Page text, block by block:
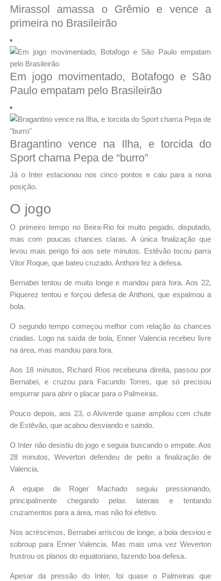
Mirassol amassa o Grêmio e vence a
primeira no Brasileirão
Em jogo movimentado, Botafogo e São
Paulo empatam pelo Brasileirão
Bragantino vence na Ilha, e torcida do
Sport chama Pepa de “burro”
Já o Inter estacionou nos cinco pontos e caiu para a nona
posição.
O jogo
O primeiro tempo no Beira-Rio foi muito pegado, disputado,
mas com poucas chances claras. A única finalização que
levou mais perigo foi aos sete minutos. Estêvão tocou parra
Vitor Roque, que bateu cruzado. Anthoni fez a defesa.
Bernabei tentou de muito longe e mandou para fora. Aos 22,
Piquerez tentou e forçou defesa de Anthoni, que espalmou a
bola.
O segundo tempo começou melhor com relação às chances
criadas. Logo na saída de bola, Enner Valencia recebeu livre
na área, mas mandou para fora.
Aos 18 minutos, Richard Ríos recebeuna direita, passou por
Bernabei, e cruzou para Facundo Torres, que só precisou
empurrar para abrir o placar para o Palmeiras.
Pouco depois, aos 23, o Alviverde quase ampliou com chute
de Estêvão, que acabou desviando e saindo.
O Inter não desistiu do jogo e seguia buscando o empate. Aos
28 minutos, Weverton defendeu de peito a finalização de
Valencia.
A equipe de Roger Machado seguiu pressionando,
principalmente chegando pelas laterais e tentando
cruzamentos para a área, mas não foi efetivo.
Nos acréscimos, Bernabei arriscou de longe, a bola desviou e
sobroup para Enner Valencia. Mas mais uma vez Weverton
frustrou os planos do equatoriano, fazendo boa defesa.
Apesar da pressão do Inter, foi quase o Palmeiras que